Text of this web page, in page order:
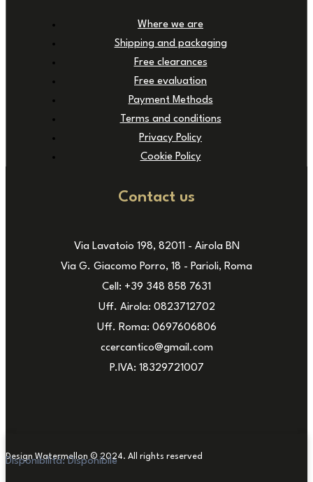
Where we are
Shipping and packaging
Free clearances
Free evaluation
Payment Methods
Terms and conditions
Privacy Policy
Cookie Policy
Contact us
Via Lavatoio 198, 82011 - Airola BN
Via G. Giacomo Porro, 18 - Parioli, Roma
Cell: +39 348 858 7631
Uff. Airola: 0823712702
Uff. Roma: 0697606806
ccercantico@gmail.com
P.IVA: 18329721007
Design Watermellon © 2024. All rights reserved
Disponibilità: Disponibile